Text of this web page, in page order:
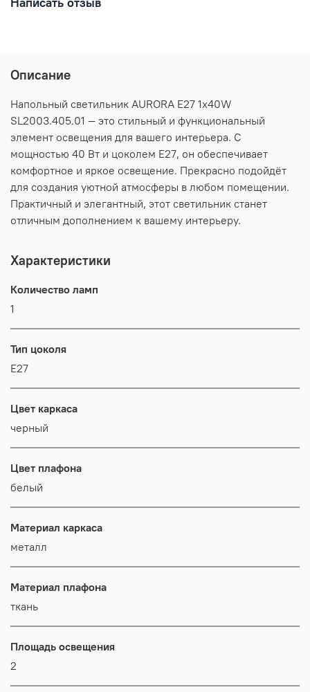
Описание
Напольный светильник AURORA E27 1х40W
SL2003.405.01 — это стильный и функциональный
элемент освещения для вашего интерьера. С
мощностью 40 Вт и цоколем E27, он обеспечивает
комфортное и яркое освещение. Прекрасно подойдёт
для создания уютной атмосферы в любом помещении.
Практичный и элегантный, этот светильник станет
отличным дополнением к вашему интерьеру.
Характеристики
Количество ламп
1
Тип цоколя
E27
Цвет каркаса
черный
Цвет плафона
белый
Материал каркаса
металл
Материал плафона
ткань
Площадь освещения
2